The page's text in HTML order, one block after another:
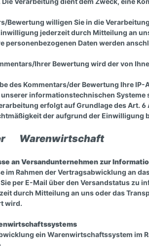
Bewertung willigen Sie in die
jederzeit durch Mitteilung an
personenbezogenen Daten werden
Ihrer Bewertung wird der von
des Kommentars/der Bewertung Ihre
informationstechnischen
erfolgt auf Grundlage des Art.
der aufgrund der
Warenwirtschaft
an Versandunternehmen zur
im Rahmen der Vertragsabwicklung an
per E-Mail über den Versandstatus zu
durch Mitteilung an uns oder das
wird.
ein Warenwirtschaftssystem im